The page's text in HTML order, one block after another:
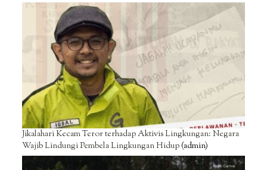
Jikalahari Kecam Teror terhadap Aktivis Lingkungan: Negara
Wajib Lindungi Pembela Lingkungan Hidup(admin)